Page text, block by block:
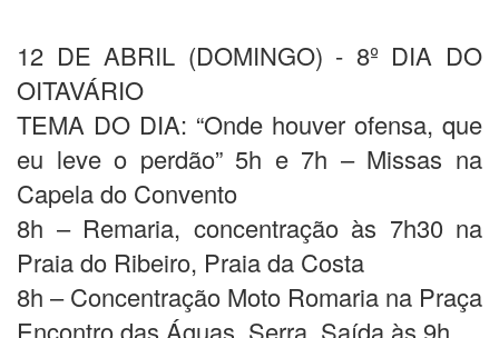
12 DE ABRIL (DOMINGO) - 8º DIA DO
OITAVÁRIO
TEMA DO DIA: “Onde houver ofensa, que
eu leve o perdão” 5h e 7h – Missas na
Capela do Convento
8h – Remaria, concentração às 7h30 na
Praia do Ribeiro, Praia da Costa
8h – Concentração Moto Romaria na Praça
Encontro das Águas, Serra. Saída às 9h